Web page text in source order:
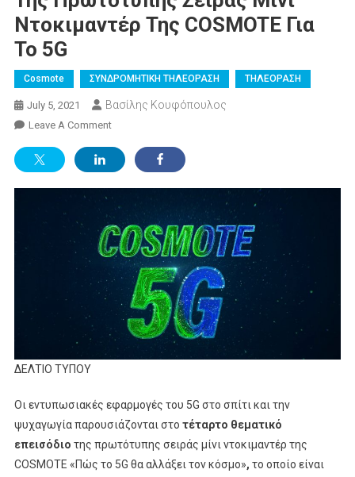
Ντοκιμαντέρ Της COSMOTE Για
Το 5G
Cosmote ΣΥΝΔΡΟΜΗΤΙΚΗ ΤΗΛΕΟΡΑΣΗ ΤΗΛΕΟΡΑΣΗ
July 5, 2021 Βασίλης Κουφόπουλος
Leave A CommentOn
YouTube
Επεισόδιο
Της
Πρωτότυπης
Σειράς
Μίνι
Ντοκιμαντέρ
COSMOTE
Για
ΔΕΛΤΙΟ ΤΥΠΟΥ
Οι εντυπωσιακές εφαρμογές του 5G στο σπίτι και την
ψυχαγωγία παρουσιάζονται στο τέταρτο θεματικό
επεισόδιο της πρωτότυπης σειράς μίνι ντοκιμαντέρ της
COSMOTE «Πώς το 5G θα αλλάξει τον κόσμο», το οποίο είναι